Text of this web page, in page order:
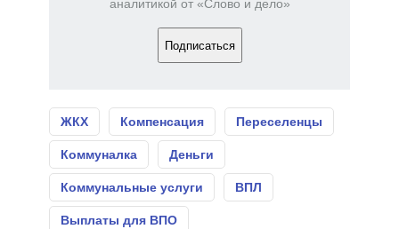
аналитикой от «Слово и дело»
Подписаться
ЖКХ Компенсация Переселенцы
Коммуналка Деньги
Коммунальные услуги ВПЛ
Выплаты для ВПО